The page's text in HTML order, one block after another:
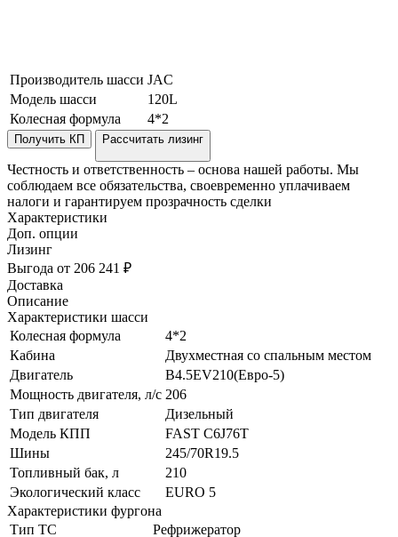
Производитель шасси JAC
Модель шасси
120L
Колесная формула
4*2
Получить КП Рассчитать лизинг
Честность и ответственность – основа нашей работы. Мы
соблюдаем все обязательства, своевременно уплачиваем
налоги и гарантируем прозрачность сделки
Характеристики
Доп. опции
Лизинг
Выгода от 206 241 ₽
Доставка
Описание
Характеристики шасси
Колесная формула
4*2
Кабина
Двухместная со спальным местом
Двигатель
B4.5EV210(Евро-5)
Мощность двигателя, л/с 206
Тип двигателя
Дизельный
Модель КПП
FAST C6J76T
Шины
245/70R19.5
Топливный бак, л
210
Экологический класс
EURO 5
Характеристики фургона
Тип ТС
Рефрижератор